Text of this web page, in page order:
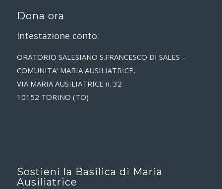
Dona ora
Intestazione conto:
ORATORIO SALESIANO S.FRANCESCO DI SALES –
COMUNITA’ MARIA AUSILIATRICE,
VIA MARIA AUSILIATRICE n. 32
10152 TORINO (TO)
Sostieni la Basilica di Maria
Ausiliatrice